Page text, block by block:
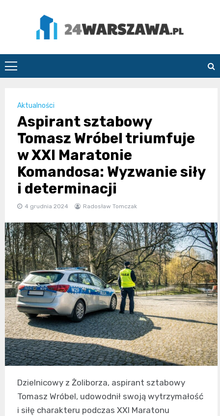
24Warszawa.pl
Aktualności
Aspirant sztabowy
Tomasz Wróbel triumfuje
w XXI Maratonie
Komandosa: Wyzwanie siły
i determinacji
4 grudnia 2024 Radosław Tomczak
Dzielnicowy z Żoliborza, aspirant sztabowy
Tomasz Wróbel, udowodnił swoją wytrzymałość
i siłę charakteru podczas XXI Maratonu